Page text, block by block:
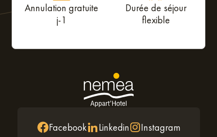
Annulation gratuite
j-1
Durée de séjour
flexible
Facebook Linkedin Instagram